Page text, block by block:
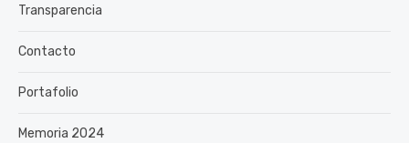
Transparencia
Contacto
Portafolio
Memoria 2024